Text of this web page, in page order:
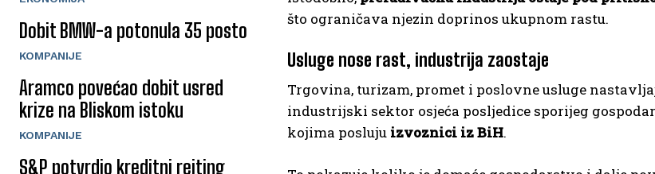
Dobit BMW-a potonula 35 posto
KOMPANIJE
Aramco povećao dobit usred
krize na Bliskom istoku
KOMPANIJE
S&P potvrdio kreditni rejting
što ograničava njezin doprinos ukupnom rastu.
Usluge nose rast, industrija zaostaje
Trgovina, turizam, promet i poslovne usluge
industrijski sektor osjeća posljedice sporijeg
kojima posluju izvoznici iz BiH.